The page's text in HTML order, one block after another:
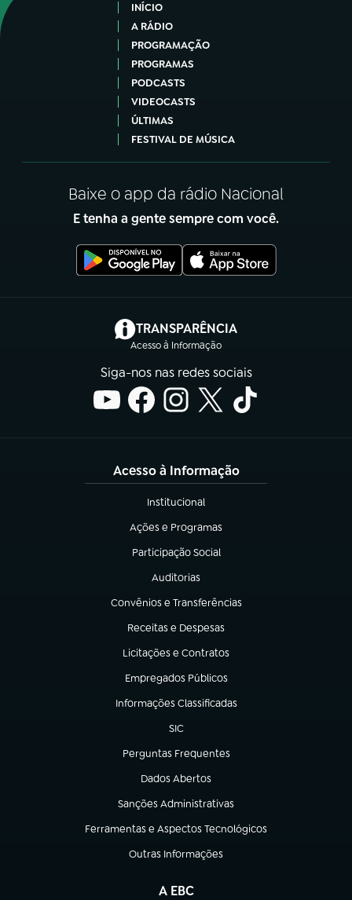
INÍCIO
A RÁDIO
PROGRAMAÇÃO
PROGRAMAS
PODCASTS
VIDEOCASTS
ÚLTIMAS
FESTIVAL DE MÚSICA
Baixe o app da rádio Nacional
E tenha a gente sempre com você.
TRANSPARÊNCIA
Acesso à Informação
(abre em nova aba)
Siga-nos nas redes sociais
Acesso à Informação
Institucional
(abre em nova aba)
Ações e Programas
(abre em nova aba)
Participação Social
(abre em nova aba)
Auditorias
(abre em nova aba)
Convênios e Transferências
(abre em nova aba)
Receitas e Despesas
(abre em nova aba)
Licitações e Contratos
(abre em nova aba)
Empregados Públicos
(abre em nova aba)
Informações Classificadas
(abre em nova aba)
SIC
(abre em nova aba)
Perguntas Frequentes
(abre em nova aba)
Dados Abertos
(abre em nova aba)
Sanções Administrativas
(abre em nova aba)
Ferramentas e Aspectos Tecnológicos
(abre em nova aba)
Outras Informações
(abre em nova aba)
A EBC